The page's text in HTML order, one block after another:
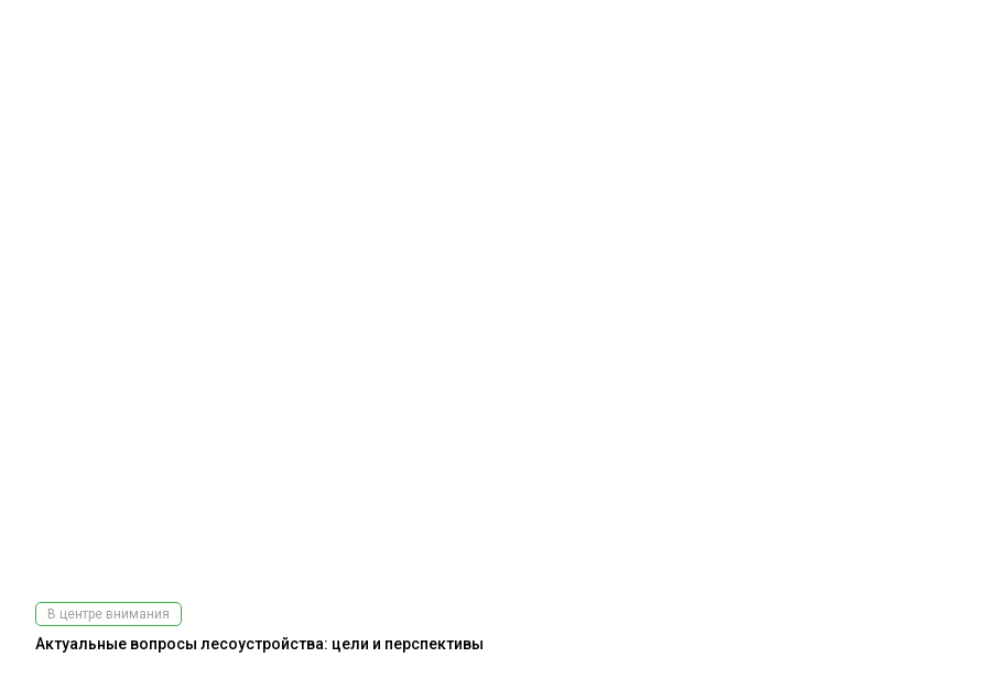
В центре внимания
Актуальные вопросы лесоустройства: цели и перспективы